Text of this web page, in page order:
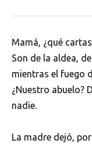
Mamá, ¿qué
Son de la aldea,
mientras el fuego
¿Nuestro abuelo?
nadie.
La madre dejó,